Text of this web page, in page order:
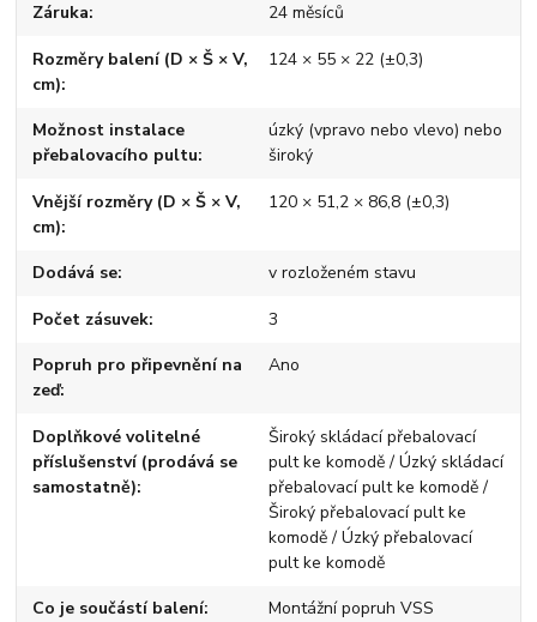
Záruka 24 měsíců
Rozměry balení (D × Š × V,
cm)
124 × 55 × 22 (±0,3)
Možnost instalace
přebalovacího pultu
úzký (vpravo nebo vlevo) nebo
široký
Vnější rozměry (D × Š × V,
cm)
120 × 51,2 × 86,8 (±0,3)
Dodává se v rozloženém stavu
Počet zásuvek 3
Popruh pro připevnění na
zeď
Ano
Doplňkové volitelné
příslušenství (prodává se
samostatně)
Široký skládací přebalovací
pult ke komodě / Úzký skládací
přebalovací pult ke komodě /
Široký přebalovací pult ke
komodě / Úzký přebalovací
pult ke komodě
Co je součástí balení Montážní popruh VSS